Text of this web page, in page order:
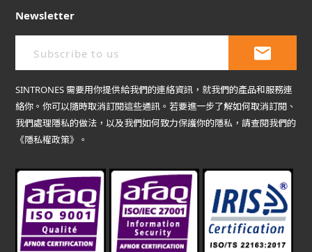
Newsletter
SINTRONES 需要用你提供給我們的連絡資訊，就我們的產品和服務連
絡你。你可以隨時取消訂閱這些通訊。若要進一步了解如何取消訂閱、
我們處理隱私的做法，以及我們如何致力保護你的隱私，請查閱我們的
《隱私權政策》。